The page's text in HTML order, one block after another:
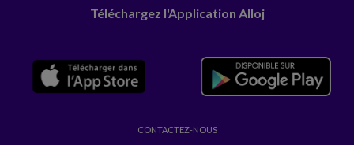
Téléchargez l'Application Alloj
CONTACTEZ-NOUS